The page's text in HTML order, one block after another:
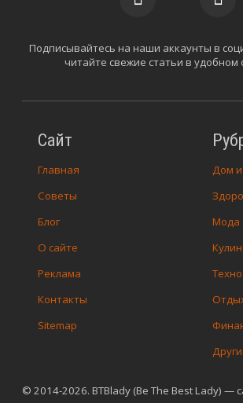
© 2014-2026. BTBlady (Be The Best Lady) —
Сайт
Главная
Советы
Блог
О сайте
Реклама
Контакты
Sitemap
Дом
Мода
Техно
Подписывайтесь на наши аккаунты в
читайте свежие статьи в удобном